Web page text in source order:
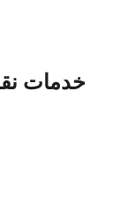
خدمات